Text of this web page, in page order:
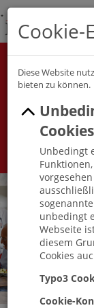
Alle Berufsfelder
Umkreis
Cookie-
Diese Website
bieten zu können.
Cookies
Unbedingt
unbedingt
Webseite
diesem
Cookies
Typo3
Cookie-